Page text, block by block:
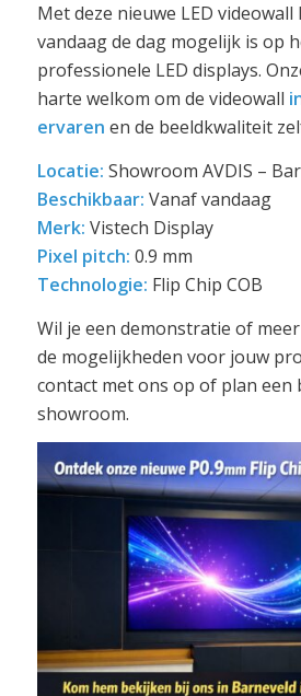
Met deze nieuwe LED
vandaag de dag mogelijk is op
professionele LED displays.
harte welkom om de videowall
ervaren en de beeldkwaliteit
Locatie: Showroom AVDIS –
Beschikbaar: Vanaf vandaag
Merk: Vistech Display
Pixel pitch: 0.9 mm
Technologie: Flip Chip COB
Wil je een demonstratie of
de mogelijkheden voor jouw
contact met ons op of plan een
showroom.